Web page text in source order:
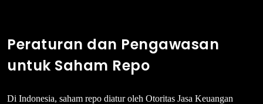
Peraturan dan Pengawasan
untuk Saham Repo
Di Indonesia, saham repo diatur oleh Otoritas Jasa Keuangan